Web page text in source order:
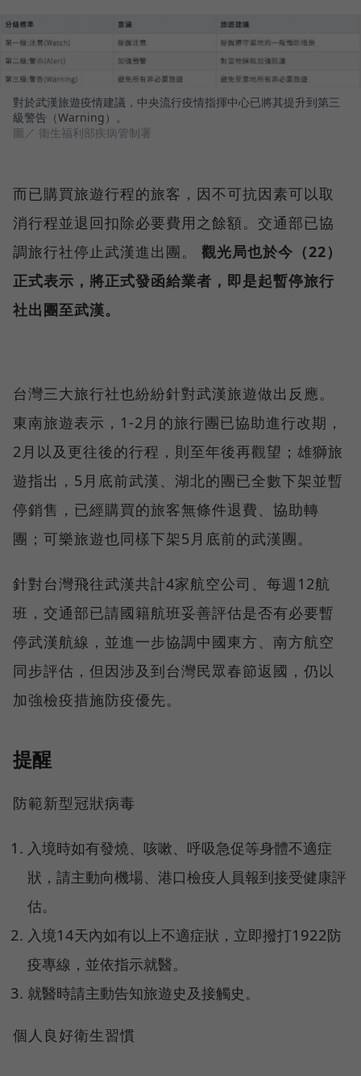
對於武漢旅遊疫情建議，中央流行疫情指揮中心已將其提升到第三
級警告（Warning）。
圖／ 衛生福利部疾病管制署
而已購買旅遊行程的旅客，因不可抗因素可以取
消行程並退回扣除必要費用之餘額。交通部已協
調旅行社停止武漢進出團。 觀光局也於今（22）
正式表示，將正式發函給業者，即是起暫停旅行
社出團至武漢。
台灣三大旅行社也紛紛針對武漢旅遊做出反應。
東南旅遊表示，1-2月的旅行團已協助進行改期，
2月以及更往後的行程，則至年後再觀望；雄獅旅
遊指出，5月底前武漢、湖北的團已全數下架並暫
停銷售，已經購買的旅客無條件退費、協助轉
團；可樂旅遊也同樣下架5月底前的武漢團。
針對台灣飛往武漢共計4家航空公司、每週12航
班，交通部已請國籍航班妥善評估是否有必要暫
停武漢航線，並進一步協調中國東方、南方航空
同步評估，但因涉及到台灣民眾春節返國，仍以
加強檢疫措施防疫優先。
提醒
防範新型冠狀病毒
入境時如有發燒、咳嗽、呼吸急促等身體不適症
狀，請主動向機場、港口檢疫人員報到接受健康評
估。
入境14天內如有以上不適症狀，立即撥打1922防
疫專線，並依指示就醫。
就醫時請主動告知旅遊史及接觸史。
個人良好衛生習慣